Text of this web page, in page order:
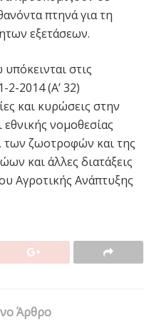
πτηνά για τη
εξετάσεων.
στις
2014 (Α’ 32)
και κυρώσεις στην
νομοθεσίας
των ζωοτροφών και της
και άλλες διατάξεις
Αγροτικής Ανάπτυξης
Άρθρο